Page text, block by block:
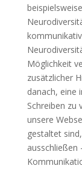
Möglichkeit
zusätzlicher
danach, eine
Schreiben zu
unsere
gestaltet
ausschließen